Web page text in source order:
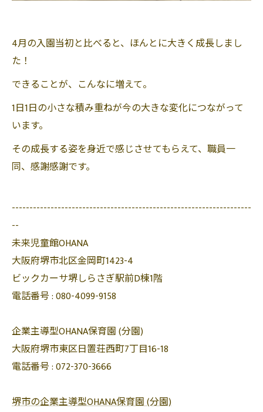
4月の入園当初と比べると、ほんとに大きく成長しまし
た！
できることが、こんなに増えて。
1日1日の小さな積み重ねが今の大きな変化につながって
います。
その成長する姿を身近で感じさせてもらえて、職員一
同、感謝感謝です。
--------------------------------------------------------------------
--
未来児童館OHANA
大阪府堺市北区金岡町1423-4
ビックカーサ堺しらさぎ駅前D棟1階
電話番号 :080-4099-9158
企業主導型OHANA保育園 (分園)
大阪府堺市東区日置荘西町7丁目16-18
電話番号 :072-370-3666
堺市の企業主導型OHANA保育園 (分園)